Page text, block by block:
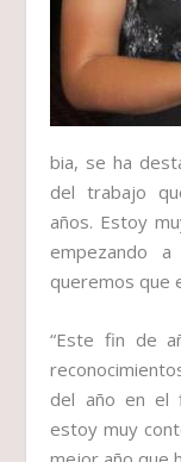
bia, se ha
del trabajo
años. Estoy
empezando
queremos que
“Este fin de
del año en el
estoy muy